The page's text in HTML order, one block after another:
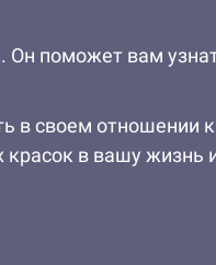
Он поможет вам
в своем отношении
в вашу жизнь